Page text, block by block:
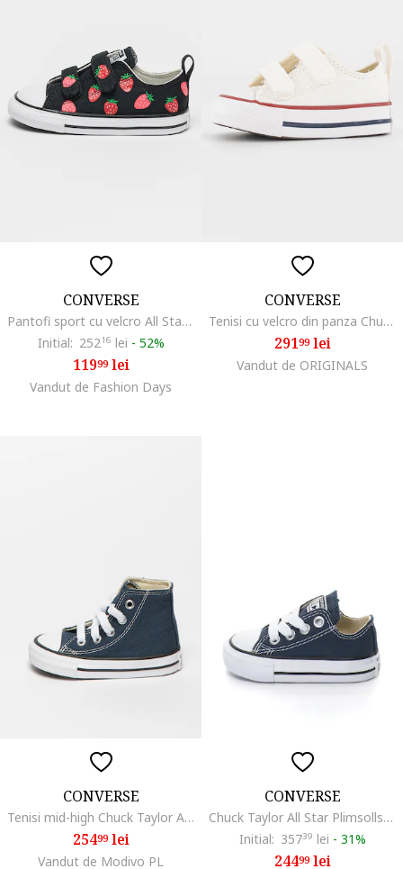
CONVERSE
Pantofi sport cu velcro All Star 2V Strawberry, Rosu/Negru
Initial: 25216 lei - 52%
11999lei
Vandut de Fashion Days
CONVERSE
Tenisi cu velcro din panza Chuck Taylor All Star, Alb/Visiniu
29199lei
Vandut de ORIGINALS
CONVERSE
Tenisi mid-high Chuck Taylor All Star
25499lei
Vandut de Modivo PL
CONVERSE
Chuck Taylor All Star Plimsolls, Bleumarin
Initial: 35739 lei - 31%
24499lei